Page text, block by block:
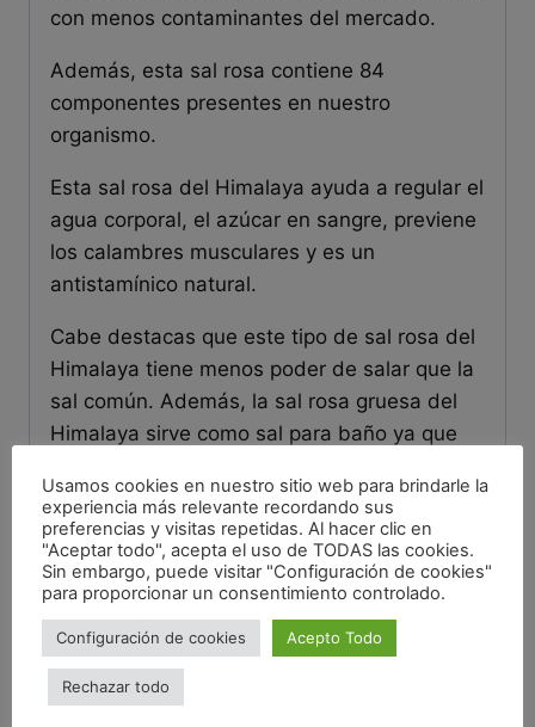
con menos contaminantes del mercado.
Además, esta sal rosa contiene 84
componentes presentes en nuestro
organismo.
Esta sal rosa del Himalaya ayuda a regular el
agua corporal, el azúcar en sangre, previene
los calambres musculares y es un
antistamínico natural.
Cabe destacas que este tipo de sal rosa del
Himalaya tiene menos poder de salar que la
sal común. Además, la sal rosa gruesa del
Himalaya sirve como sal para baño ya que
Información adicional
Origen Pakistán
Alérgenos no contiene alérgenos
Valoraciones
Usamos cookies en nuestro sitio web para brindarle la
experiencia más relevante recordando sus
preferencias y visitas repetidas. Al hacer clic en
"Aceptar todo", acepta el uso de TODAS las cookies.
Sin embargo, puede visitar "Configuración de cookies"
para proporcionar un consentimiento controlado.
Configuración de cookies Acepto Todo
Rechazar todo